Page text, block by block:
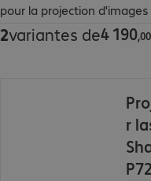
pour la projection
conférence, les musées et
2variantes de4190,00
4 190,00
r